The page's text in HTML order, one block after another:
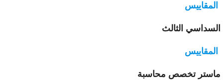
الثالث
تخصص محاسبة